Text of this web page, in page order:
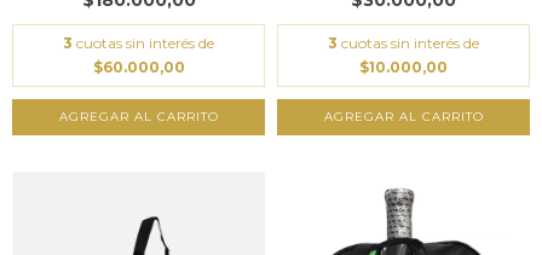
3 cuotas sin interés de
$60.000,00
3 cuotas sin interés de
$10.000,00